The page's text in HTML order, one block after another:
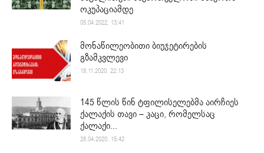
ოკუპაციამდე
05.04.2022. 13:41
მონაწილეობითი ბიუჯეტირების
გზამკვლევი
19.11.2020. 22:13
145 წლის წინ ტფილისელებმა აირჩიეს
ქალაქის თავი – კაცი, რომელსაც
ქალაქი...
28.04.2020. 15:42